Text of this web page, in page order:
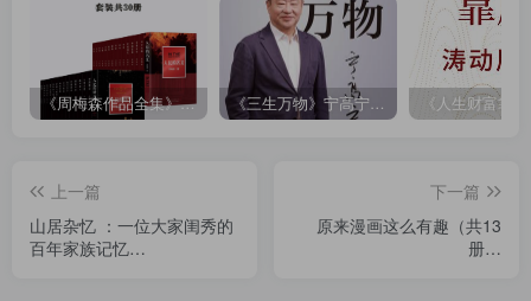
《周梅森作品全集》[共30册] 《三生万物》宁高宁（epub+mobi+azw3+pdf）
上一篇
山居杂忆 ：一位大家闺秀的
百年家族记忆
下一篇
原来漫画这么有趣（共13
册）